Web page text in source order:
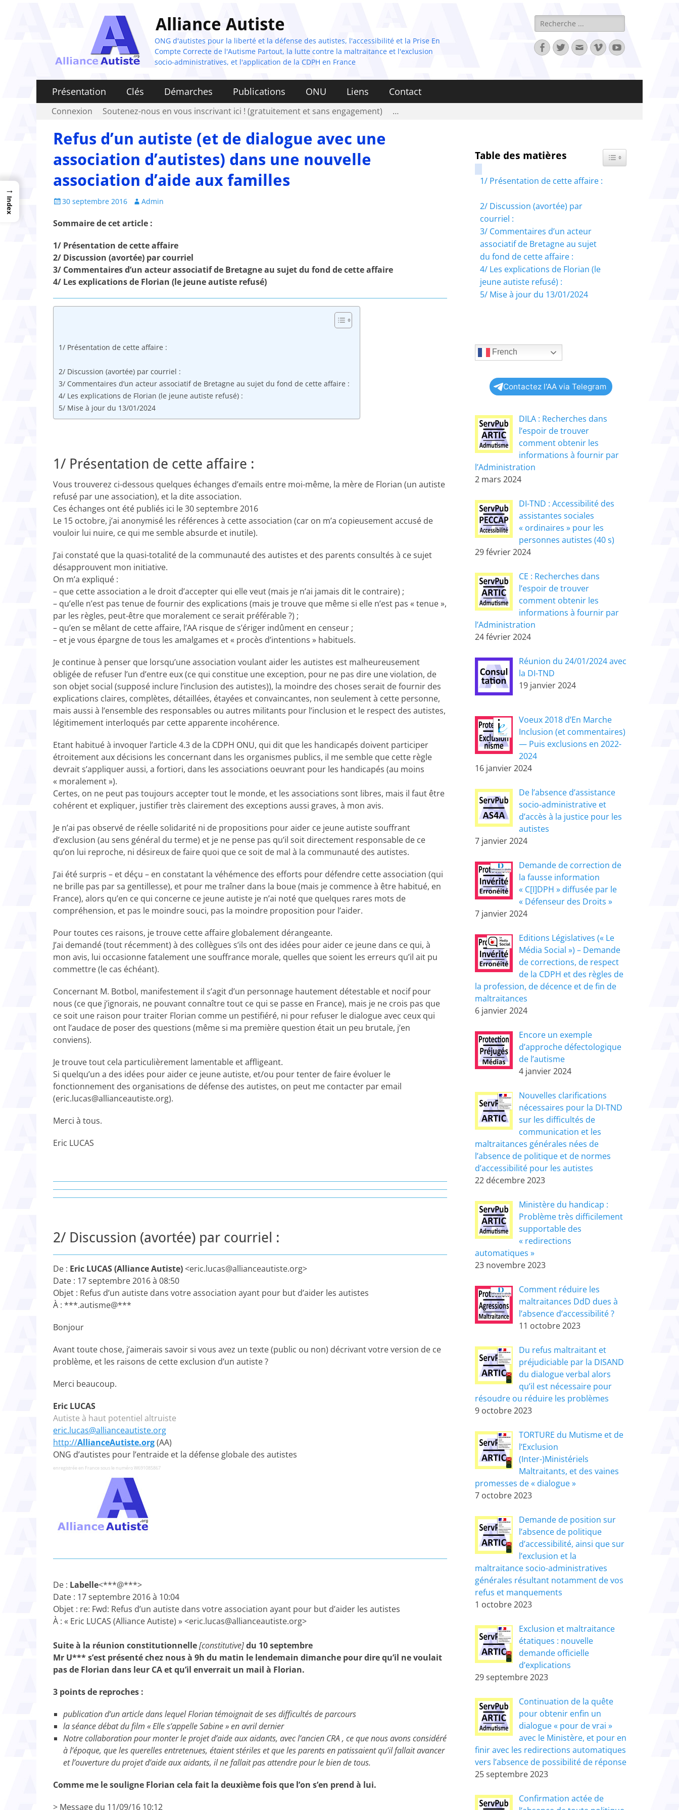
Alliance Autiste
ONG d'autistes pour la liberté et la défense des autistes, l'accessibilité et la Prise En
Compte Correcte de l'Autisme Partout, la lutte contre la maltraitance et l'exclusion
socio-administratives, et l'application de la CDPH en France
Rechercher :
Facebook
TwitterAdresse
de
VimeoYouTube
Menu
principal
Aller
contenu
Présentation Clés Démarches Publications ONU Liens Contact
Menu
secondaire
Aller
contenu
Connexion Soutenez-nous en vous inscrivant ici ! (gratuitement et sans engagement) …
Refus d’un autiste (et de dialogue avec une
association d’autistes) dans une nouvelle
association d’aide aux familles
Posted
30 septembre 2016 Author
Admin
Sommaire de cet article :
1/ Présentation de cette affaire
2/ Discussion (avortée) par courriel
3/ Commentaires d’un acteur associatif de Bretagne au sujet du fond de cette affaire
4/ Les explications de Florian (le jeune autiste refusé)
1/ Présentation de cette affaire :
2/ Discussion (avortée) par courriel :
3/ Commentaires d’un acteur associatif de Bretagne au sujet du fond de cette affaire :
4/ Les explications de Florian (le jeune autiste refusé) :
5/ Mise à jour du 13/01/2024
1/ Présentation de cette affaire :
Vous trouverez ci-dessous quelques échanges d’emails entre moi-même, la mère de Florian (un autiste
refusé par une association), et la dite association.
Ces échanges ont été publiés ici le 30 septembre 2016
Le 15 octobre, j’ai anonymisé les références à cette association (car on m’a copieusement accusé de
vouloir lui nuire, ce qui me semble absurde et inutile).
J’ai constaté que la quasi-totalité de la communauté des autistes et des parents consultés à ce sujet
désapprouvent mon initiative.
On m’a expliqué :
– que cette association a le droit d’accepter qui elle veut (mais je n’ai jamais dit le contraire) ;
– qu’elle n’est pas tenue de fournir des explications (mais je trouve que même si elle n’est pas « tenue »,
par les règles, peut-être que moralement ce serait préférable ?) ;
– qu’en se mêlant de cette affaire, l’AA risque de s’ériger indûment en censeur ;
– et je vous épargne de tous les amalgames et « procès d’intentions » habituels.
Je continue à penser que lorsqu’une association voulant aider les autistes est malheureusement
obligée de refuser l’un d’entre eux (ce qui constitue une exception, pour ne pas dire une violation, de
son objet social (supposé inclure l’inclusion des autistes)), la moindre des choses serait de fournir des
explications claires, complètes, détaillées, étayées et convaincantes, non seulement à cette personne,
mais aussi à l’ensemble des responsables ou autres militants pour l’inclusion et le respect des autistes,
légitimement interloqués par cette apparente incohérence.
Etant habitué à invoquer l’article 4.3 de la CDPH ONU, qui dit que les handicapés doivent participer
étroitement aux décisions les concernant dans les organismes publics, il me semble que cette règle
devrait s’appliquer aussi, a fortiori, dans les associations oeuvrant pour les handicapés (au moins
« moralement »).
Certes, on ne peut pas toujours accepter tout le monde, et les associations sont libres, mais il faut être
cohérent et expliquer, justifier très clairement des exceptions aussi graves, à mon avis.
Je n’ai pas observé de réelle solidarité ni de propositions pour aider ce jeune autiste souffrant
d’exclusion (au sens général du terme) et je ne pense pas qu’il soit directement responsable de ce
qu’on lui reproche, ni désireux de faire quoi que ce soit de mal à la communauté des autistes.
J’ai été surpris – et déçu – en constatant la véhémence des efforts pour défendre cette association (qui
ne brille pas par sa gentillesse), et pour me traîner dans la boue (mais je commence à être habitué, en
France), alors qu’en ce qui concerne ce jeune autiste je n’ai noté que quelques rares mots de
compréhension, et pas le moindre souci, pas la moindre proposition pour l’aider.
Pour toutes ces raisons, je trouve cette affaire globalement dérangeante.
J’ai demandé (tout récemment) à des collègues s’ils ont des idées pour aider ce jeune dans ce qui, à
mon avis, lui occasionne fatalement une souffrance morale, quelles que soient les erreurs qu’il ait pu
commettre (le cas échéant).
Concernant M. Botbol, manifestement il s’agit d’un personnage hautement détestable et nocif pour
nous (ce que j’ignorais, ne pouvant connaître tout ce qui se passe en France), mais je ne crois pas que
ce soit une raison pour traiter Florian comme un pestifiéré, ni pour refuser le dialogue avec ceux qui
ont l’audace de poser des questions (même si ma première question était un peu brutale, j’en
conviens).
Je trouve tout cela particulièrement lamentable et affligeant.
Si quelqu’un a des idées pour aider ce jeune autiste, et/ou pour tenter de faire évoluer le
fonctionnement des organisations de défense des autistes, on peut me contacter par email
(eric.lucas@allianceautiste.org).
Merci à tous.
Eric LUCAS
2/ Discussion (avortée) par courriel :
De : Eric LUCAS (Alliance Autiste) <eric.lucas@allianceautiste.org>
Date : 17 septembre 2016 à 08:50
Objet : Refus d’un autiste dans votre association ayant pour but d’aider les autistes
À : ***.autisme@***
Bonjour
Avant toute chose, j’aimerais savoir si vous avez un texte (public ou non) décrivant votre version de ce
problème, et les raisons de cette exclusion d’un autiste ?
Merci beaucoup.
Eric LUCAS
Autiste à haut potentiel altruiste
eric.lucas@allianceautiste.org
http://AllianceAutiste.org(AA)
ONG d’autistes pour l’entraide et la défense globale des autistes
enregistrée en France sous le numéro W691085867
De : Labelle<***@***>
Date : 17 septembre 2016 à 10:04
Objet : re: Fwd: Refus d’un autiste dans votre association ayant pour but d’aider les autistes
À : « Eric LUCAS (Alliance Autiste) » <eric.lucas@allianceautiste.org>
Suite à la réunion constitutionnelle[constitutive]du 10 septembre
Mr U*** s’est présenté chez nous à 9h du matin le lendemain dimanche pour dire qu’il ne voulait
pas de Florian dans leur CAet qu’il enverrait un mail à Florian.
3 points de reproches :
publication d’un article dans lequel Florian témoignait de ses difficultés de parcours
la séance débat du film « Elle s’appelle Sabine » en avril dernier
Notre collaboration pour monter le projet d’aide aux aidants, avec l’ancien CRA , ce que nous avons considéré
à l’époque, que les querelles entretenues, étaient stériles et que les parents en patissaient qu’il fallait avancer
et l’ouverture du projet d’aide aux aidants, il ne fallait pas attendre pour le bien de tous.
Comme me le souligne Florian cela fait la deuxième fois que l’on s’en prend à lui.
> Message du 11/09/16 10:12
Table des matières Toggle Table of Content
1/ Présentation de cette affaire :
2/ Discussion (avortée) par
courriel :
3/ Commentaires d’un acteur
associatif de Bretagne au sujet
du fond de cette affaire :
4/ Les explications de Florian (le
jeune autiste refusé) :
5/ Mise à jour du 13/01/2024
French
Contactez l'AA via Telegram
DILA : Recherches dans
l’espoir de trouver
comment obtenir les
informations à fournir par
l’Administration
2 mars 2024
DI-TND : Accessibilité des
assistantes sociales
« ordinaires » pour les
personnes autistes (40 s)
29 février 2024
CE : Recherches dans
l’espoir de trouver
comment obtenir les
informations à fournir par
l’Administration
24 février 2024
Réunion du 24/01/2024 avec
la DI-TND
19 janvier 2024
Voeux 2018 d’En Marche
Inclusion (et commentaires)
— Puis exclusions en 2022-
2024
16 janvier 2024
De l’absence d’assistance
socio-administrative et
d’accès à la justice pour les
autistes
7 janvier 2024
Demande de correction de
la fausse information
« C[I]DPH » diffusée par le
« Défenseur des Droits »
7 janvier 2024
Editions Législatives (« Le
Média Social ») – Demande
de corrections, de respect
de la CDPH et des règles de
la profession, de décence et de fin de
maltraitances
6 janvier 2024
Encore un exemple
d’approche défectologique
de l’autisme
4 janvier 2024
Nouvelles clarifications
nécessaires pour la DI-TND
sur les difficultés de
communication et les
maltraitances générales nées de
l’absence de politique et de normes
d’accessibilité pour les autistes
22 décembre 2023
Ministère du handicap :
Problème très difficilement
supportable des
« redirections
automatiques »
23 novembre 2023
Comment réduire les
maltraitances DdD dues à
l’absence d’accessibilité ?
11 octobre 2023
Du refus maltraitant et
préjudiciable par la DISAND
du dialogue verbal alors
qu’il est nécessaire pour
résoudre ou réduire les problèmes
9 octobre 2023
TORTURE du Mutisme et de
l’Exclusion
(Inter-)Ministériels
Maltraitants, et des vaines
promesses de « dialogue »
7 octobre 2023
Demande de position sur
l’absence de politique
d’accessibilité, ainsi que sur
l’exclusion et la
maltraitance socio-administratives
générales résultant notamment de vos
refus et manquements
1 octobre 2023
Exclusion et maltraitance
étatiques : nouvelle
demande officielle
d’explications
29 septembre 2023
Continuation de la quête
pour obtenir enfin un
dialogue « pour de vrai »
avec le Ministère, et pour en
finir avec les redirections automatiques
vers l’absence de possibilité de réponse
25 septembre 2023
Confirmation actée de
→
Index